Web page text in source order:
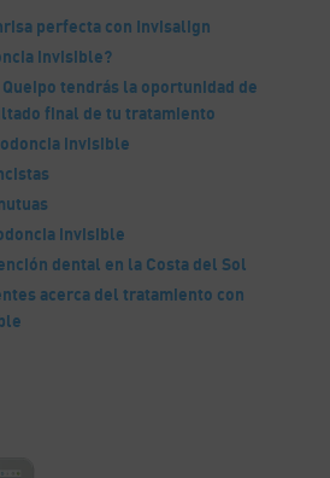
perfecta con Invisalign
invisible?
tendrás la oportunidad de
final de tu tratamiento
invisible
invisible
dental en la Costa del Sol
acerca del tratamiento con